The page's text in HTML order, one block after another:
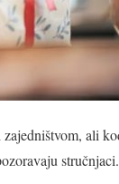
ali
stručnjaci.